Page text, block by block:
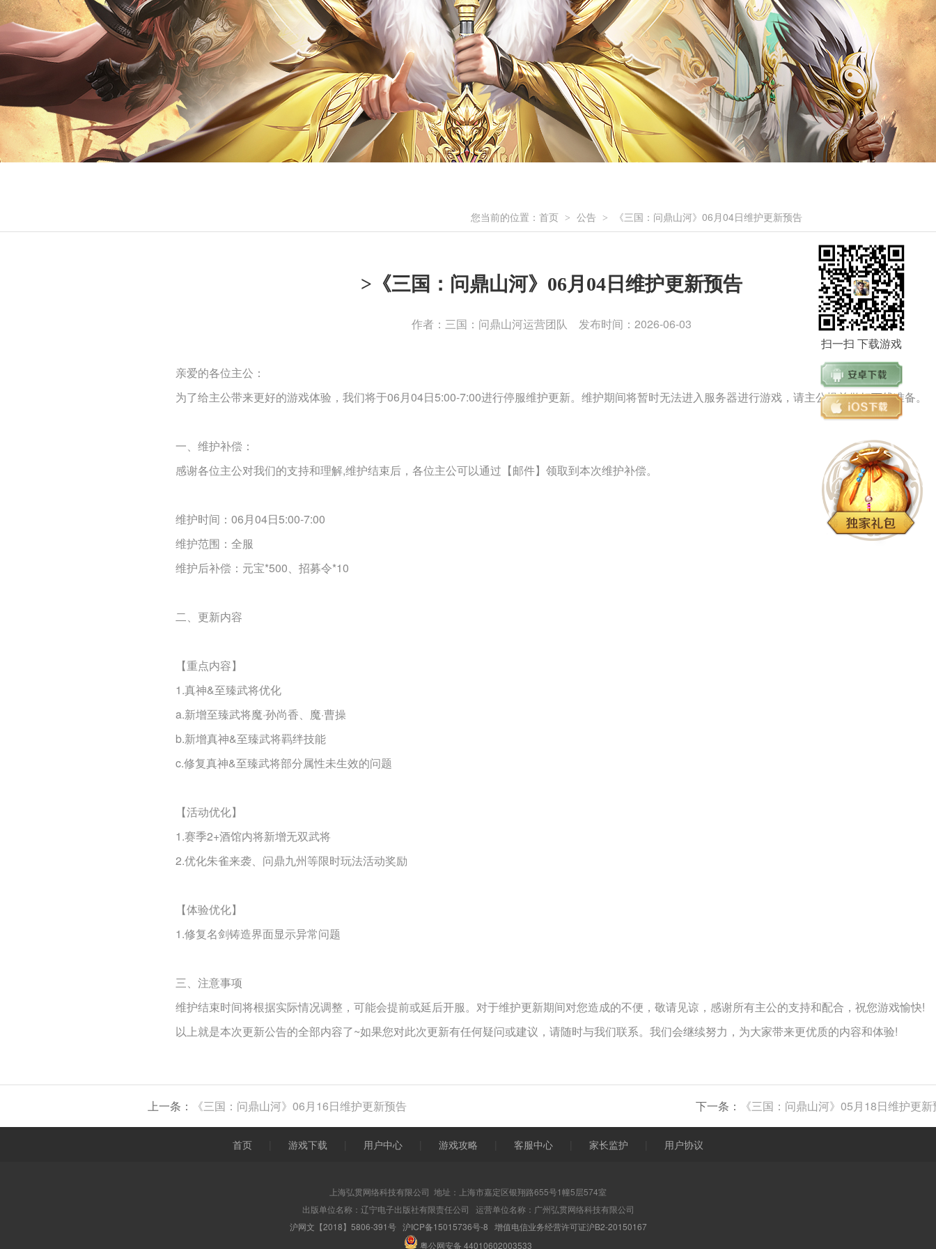
您当前的位置： 首页 > 公告 > 《三国：问鼎山河》06月04日维护更新预告
扫一扫 下载游戏
>《三国：问鼎山河》06月04日维护更新预告
作者：三国：问鼎山河运营团队 发布时间：2026-06-03
亲爱的各位主公：
为了给主公带来更好的游戏体验，我们将于06月04日5:00-7:00进行停服维护更新。维护期间将暂时无法进入服务器进行游戏，请主公提前做好下线准备。
一、维护补偿：
感谢各位主公对我们的支持和理解,维护结束后，各位主公可以通过【邮件】领取到本次维护补偿。
维护时间：06月04日5:00-7:00
维护范围：全服
维护后补偿：元宝*500、招募令*10
二、更新内容
【重点内容】
1.真神&至臻武将优化
a.新增至臻武将魔·孙尚香、魔·曹操
b.新增真神&至臻武将羁绊技能
c.修复真神&至臻武将部分属性未生效的问题
【活动优化】
1.赛季2+酒馆内将新增无双武将
2.优化朱雀来袭、问鼎九州等限时玩法活动奖励
【体验优化】
1.修复名剑铸造界面显示异常问题
三、注意事项
维护结束时间将根据实际情况调整，可能会提前或延后开服。对于维护更新期间对您造成的不便，敬请见谅，感谢所有主公的支持和配合，祝您游戏愉快!
以上就是本次更新公告的全部内容了~如果您对此次更新有任何疑问或建议，请随时与我们联系。我们会继续努力，为大家带来更优质的内容和体验!
上一条： 《三国：问鼎山河》06月16日维护更新预告 下一条： 《三国：问鼎山河》05月18日维护更
首页 游戏下载 用户中心 游戏攻略 客服中心 家长监护 用户协议
上海弘贯网络科技有限公司 地址：上海市嘉定区银翔路655号1幢5层574室
出版单位名称：辽宁电子出版社有限责任公司 运营单位名称：广州弘贯网络科技有限公司
沪网文【2018】5806-391号 沪ICP备15015736号-8 增值电信业务经营许可证沪B2-20150167
粤公网安备 44010602003533